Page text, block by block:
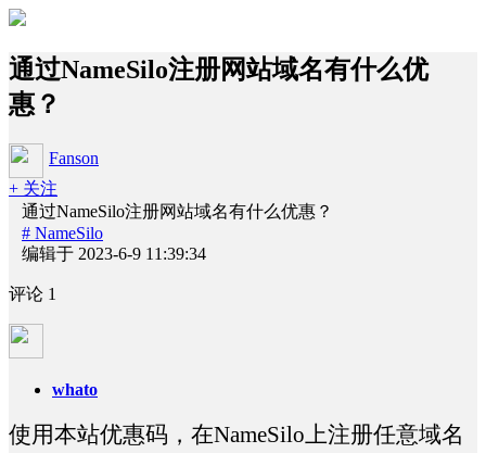
通过NameSilo注册网站域名有什么优
惠？
Fanson
+ 关注
通过NameSilo注册网站域名有什么优惠？
# NameSilo
编辑于 2023-6-9 11:39:34
评论 1
whato
使用本站优惠码，在NameSilo上注册任意域名